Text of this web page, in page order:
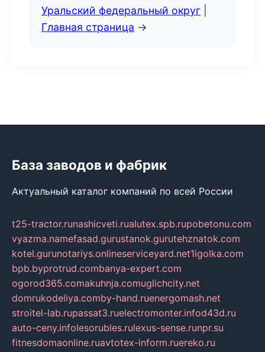
Уральский федеральный округ
Главная страница →
База заводов и фабрик
Актуальный каталог компаний по всей России
t25-tractor.runashicveti.rualutex.spb.rupobetonu.com
vyazma.namefasad.gurustanok.gurutehznatok.com
kotel.gurunotariys.onlineserviceyard.net1igolka.com
bpb.byprotrud.combanya-expert.com
ogorod365.comakuhnja.comuglichcity.net
domrukodeliya.comby-hand.ruenergomash.net
stroitel-lab.rupassat3.ruelectromonter.infod43d.ru
auto-ceny.infolesorubles.rulexus-sense.runpr.su
fitnesdomaonline.ruavtotex-inform.ruereko.ru